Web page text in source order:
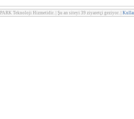
Teknoloji Hizmetidir. | Şu an siteyi 39 ziyaretçi geziyor. |